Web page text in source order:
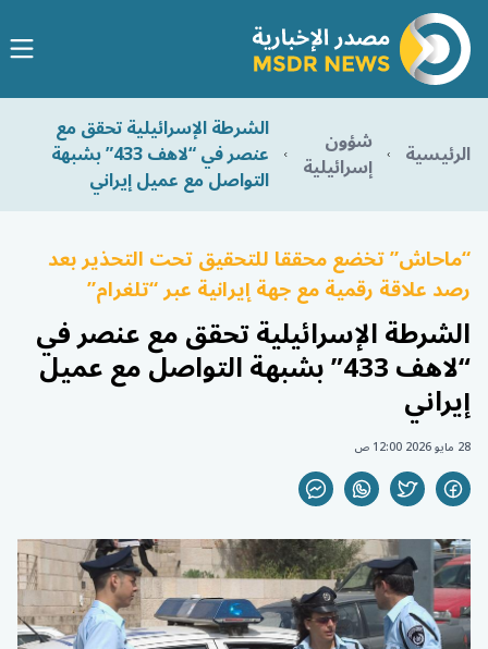
الرئيسية شؤون
إسرائيلية
الشرطة الإسرائيلية تحقق مع
عنصر في “لاهف 433” بشبهة
التواصل مع عميل إيراني
“ماحاش” تخضع محققا للتحقيق تحت التحذير بعد
رصد علاقة رقمية مع جهة إيرانية عبر “تلغرام”
الشرطة الإسرائيلية تحقق مع عنصر في
“لاهف 433” بشبهة التواصل مع عميل
إيراني
28 مايو 2026 12:00 ص